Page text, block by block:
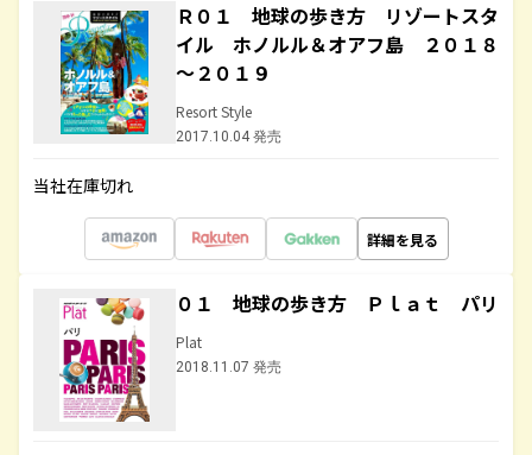
Ｒ０１ 地球の歩き方 リゾートスタ
イル ホノルル＆オアフ島 ２０１８
～２０１９
Resort Style
2017.10.04 発売
当社在庫切れ
詳細を見る
０１ 地球の歩き方 Ｐｌａｔ パリ
Plat
2018.11.07 発売